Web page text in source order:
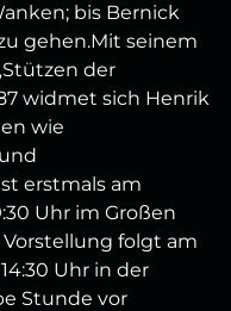
bis Bernick
gehen.Mit seinem
der
widmet sich Henrik
wie
erstmals am
Uhr im Großen
folgt am
Uhr in der
Stunde vor